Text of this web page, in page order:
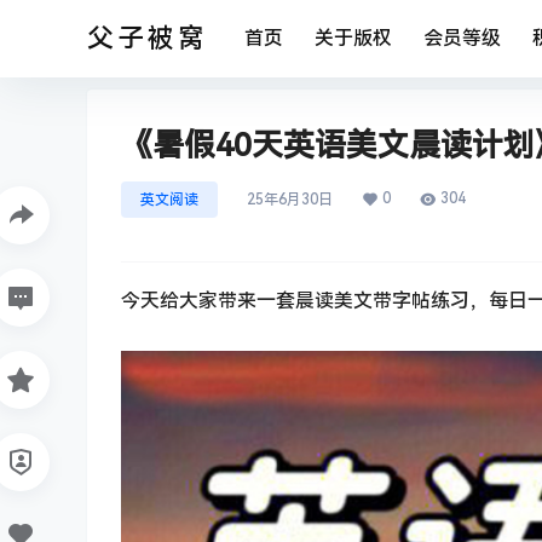
父子被窝 首页 关于版权 会员等级
《暑假40天英语美文晨读计
英文阅读 25年6月30日 0 304
今天给大家带来一套晨读美文带字帖练习，每日